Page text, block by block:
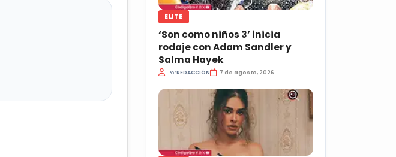
ELITE
‘Son como niños 3’ inicia
rodaje con Adam Sandler y
Salma Hayek
PorREDACCIÓN 7 de agosto, 2026